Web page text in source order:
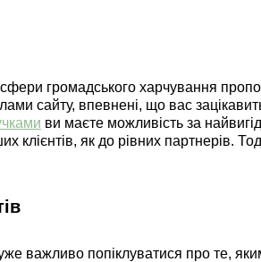
громадського харчування
сайту, впевнені, що вас
ви маєте можливість за
як до рівних партнерів.
важливо попіклуватися про те,